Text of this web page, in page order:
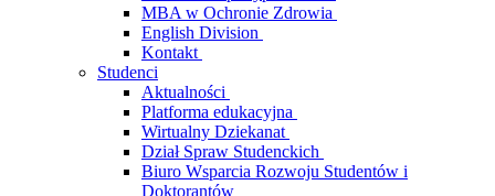
MBA w Ochronie Zdrowia
English Division
Kontakt
Studenci
Aktualności
Platforma edukacyjna
Wirtualny Dziekanat
Dział Spraw Studenckich
Biuro Wsparcia Rozwoju Studentów i
Doktorantów